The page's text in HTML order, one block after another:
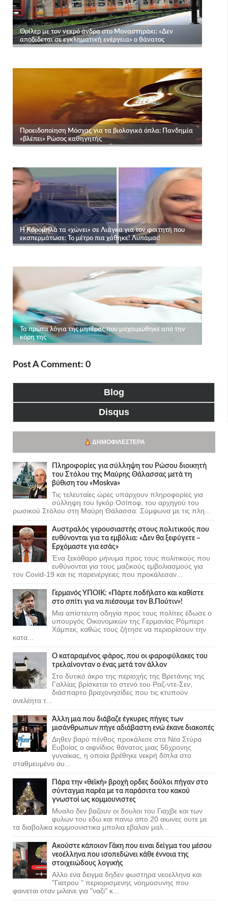
Post A Comment: 0
Blog
Disqus
ΔΗΜΟΦΙΛΈΣΤΕΡΑ
Πληροφορίες για σύλληψη του Ρώσου διοικητή
του Στόλου της Mαύρης Θάλασσας μετά τη
βύθιση του «Moskva»
Τις τελευταίες ώρες υπάρχουν πληροφορίες για
σύλληψη του Ιγκόρ Οσίποφ, του αρχηγού του
ρωσικού Στόλου στη Μαύρη Θάλασσα. Σύμφωνα με τις πλη...
Αυστραλός γερουσιαστής στους πολιτικούς που
ευθύνονται για τα εμβόλια: «Δεν θα ξεφύγετε –
Ερχόμαστε για εσάς»
Ένα ξεκάθαρο μήνυμα προς τους πολιτικούς που
ευθύνονται για τους μαζικούς εμβολιασμούς για
τον Covid-19 και τις παρενέργειες που προκάλεσαν...
Γερμανός ΥΠΟΙΚ: «Πάρτε ποδήλατο και καθίστε
στο σπίτι για να πιέσουμε τον Β.Πούτιν»!
Μια απίστευτη οδηγία προς τους πολίτες έδωσε ο
υπουργός Οικονομικών της Γερμανίας Ρόμπερτ
Χάμπεκ, καθώς τους ζήτησε να περιορίσουν την
κατα...
Ο καταραμένος φάρος, που οι φαροφύλακες του
τρελαίνονταν ο ένας μετά τον άλλον
Στο δυτικό άκρο της περιοχής της Βρετάνης της
Γαλλίας βρίσκεται το στενό του Ραζ-ντε-Σεν,
διάσπαρτο βραχονησίδες που τις κτυπούν
ανελέητα τ...
Άλλη μια που διάβαζε έγκυρες πήγες των
μισάνθρωπων πήγε αδιάβαστη ενώ έκανε διακοπές
Δηθεν βαρύ πένθος προκάλεσε στα Νέα Στύρα
Ευβοίας ο αιφνίδιος θάνατος μιας 56χρονης
γυναίκας, η οποία βρέθηκε νεκρή δίπλα στο
σταθμευμένο αυ...
Πάρα την «θεϊκή» βροχή ορδες δούλοι πήγαν στο
σύνταγμα παρέα με τα παράσιτα του κακού
γνωστοί ως κομμουνιστες
Μυαλο δεν βαζουν οι δουλοι του Γιαχβε και των
φυλων του εδω και πανω απο 20 αιωνες ουτε με
τα διαβολικα κομμουνιστικα μπολια εβαλαν μαλ...
Ακούστε κάποιον Γάκη που ειναι δείγμα του μέσου
νεοέλληνα που ισοπεδώνει κάθε έννοια της
στοιχειώδους λογικής
Αλλο ενα δειγμα δηδεν φωστηρα νεοελληνα και
"Γιατρου " περιορισμενης νοημοσυνης που
φαινεται οταν μιλανε για "ναζι" κ...